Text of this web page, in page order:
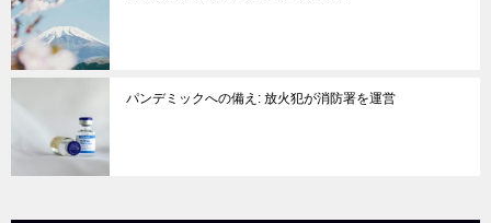
パンデミックへの備え: 放火犯が消防署を運営